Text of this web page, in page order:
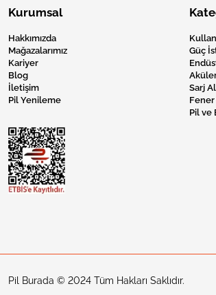
Kurumsal
Hakkımızda
Mağazalarımız
Kariyer
Blog
İletişim
Pil Yenileme
Güç
Sarj
Fener
Pil ve
Pil Burada © 2024 Tüm Hakları Saklıdır.